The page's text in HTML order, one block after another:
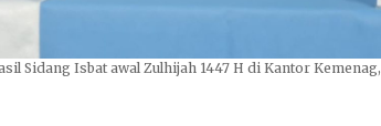
Sidang Isbat awal Zulhijah 1447 H di Kantor Kemenag,